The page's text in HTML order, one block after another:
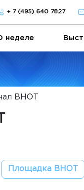
+ 7 (495) 640 7827
неделе
ВНОТ
Площадка ВНОТ